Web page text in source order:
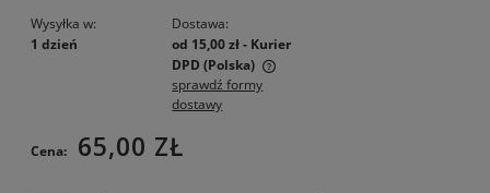
Wysyłka w:
1 dzień
Dostawa:
od 15,00 zł- Kurier
DPD (Polska)
Cena nie zawiera ewentualnych kosztów płatności
sprawdź formy
dostawy
Cena: 65,00 ZŁ